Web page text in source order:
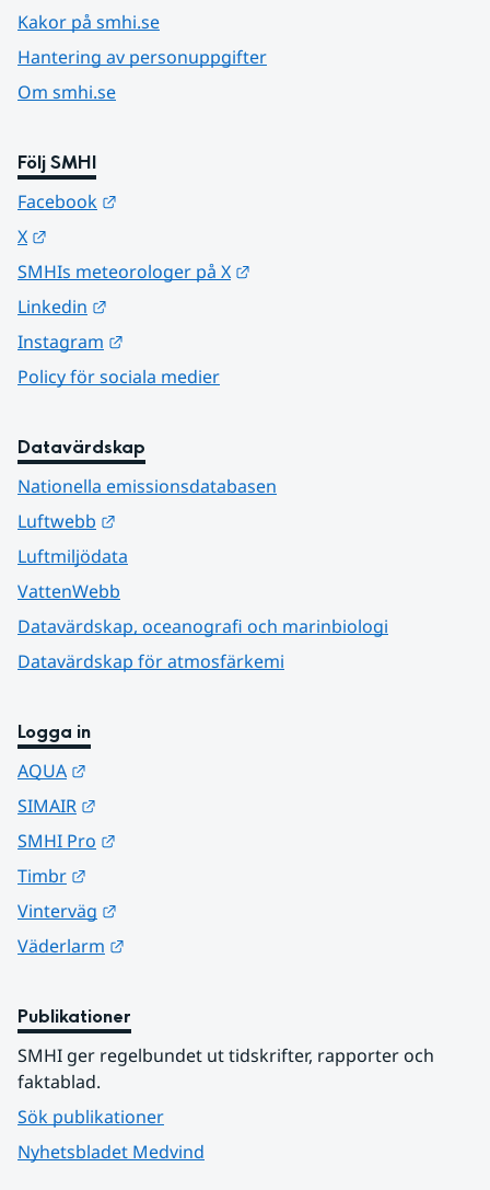
Kakor på smhi.se
Hantering av personuppgifter
Om smhi.se
Följ SMHI
Facebook
X
SMHIs meteorologer på X
Linkedin
Instagram
Policy för sociala medier
Datavärdskap
Nationella emissionsdatabasen
Luftwebb
Luftmiljödata
VattenWebb
Datavärdskap, oceanografi och marinbiologi
Datavärdskap för atmosfärkemi
Logga in
AQUA
SIMAIR
SMHI Pro
Timbr
Vinterväg
Väderlarm
Publikationer
SMHI ger regelbundet ut tidskrifter, rapporter och
faktablad.
Sök publikationer
Nyhetsbladet Medvind